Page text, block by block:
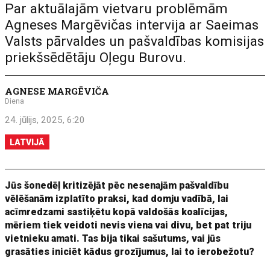
Par aktuālajām vietvaru problēmām
Agneses Margēvičas intervija ar Saeimas
Valsts pārvaldes un pašvaldības komisijas
priekšsēdētāju Oļegu Burovu.
AGNESE MARGĒVIČA
Diena
24. jūlijs, 2025, 6:20
LATVIJĀ
Jūs šonedēļ kritizējāt pēc nesenajām pašvaldību
vēlēšanām izplatīto praksi, kad domju vadībā, lai
acīmredzami sastiķētu kopā valdošās koalīcijas,
mēriem tiek veidoti nevis viena vai divu, bet pat triju
vietnieku amati. Tas bija tikai sašutums, vai jūs
grasāties iniciēt kādus grozījumus, lai to ierobežotu?